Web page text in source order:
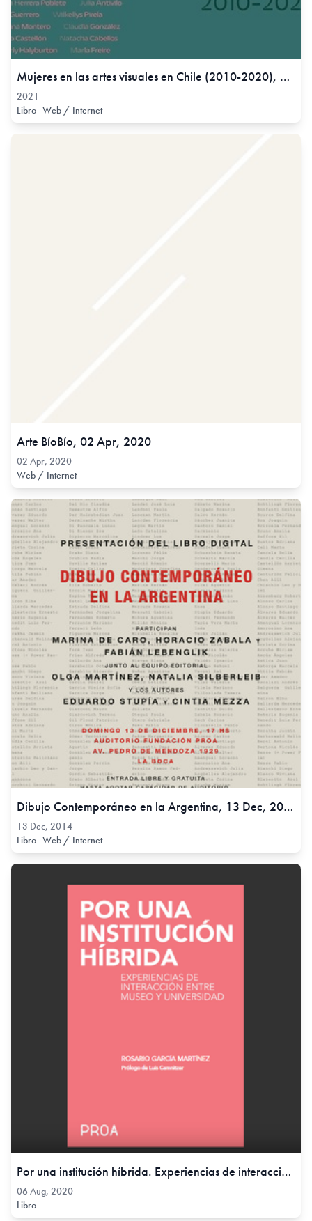
Mujeres en las artes visuales en Chile (2010-2020), 2021
2021
Libro Web / Internet
Arte BíoBío, 02 Apr, 2020
02 Apr, 2020
Web / Internet
Dibujo Contemporáneo en la Argentina, 13 Dec, 2014
13 Dec, 2014
Libro Web / Internet
Por una institución híbrida. Experiencias de interacción entre museo y universidad., 06 Aug, 2020
06 Aug, 2020
Libro